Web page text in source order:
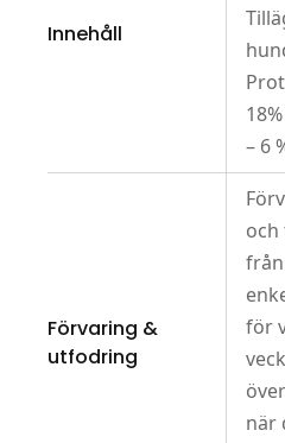
Innehåll
– 6
Förvaring &
utfodring
för
när